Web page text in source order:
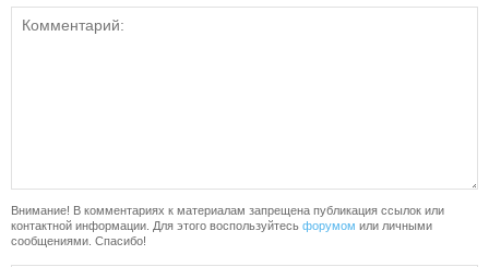
Внимание! В комментариях к материалам запрещена публикация ссылок или
контактной информации. Для этого воспользуйтесь форумом или личными
сообщениями. Спасибо!